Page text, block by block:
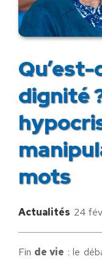
Qu’est-
dignité
mots
Actualités 24
Fin de vie : le